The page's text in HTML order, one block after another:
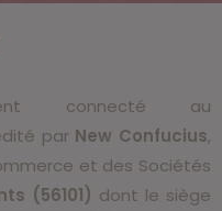
connecté au
par New Confucius,
et des Sociétés
(56101) dont le siège